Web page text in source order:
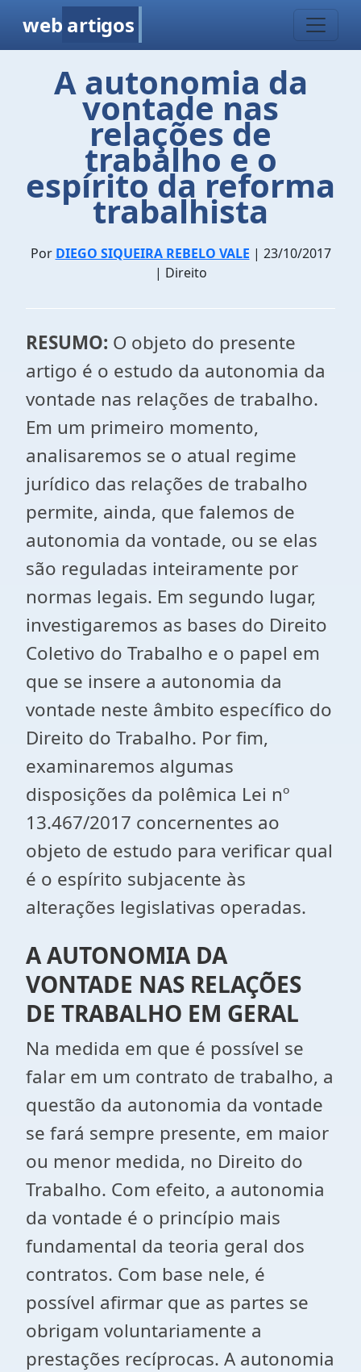
web artigos
A autonomia da
vontade nas
relações de
trabalho e o
espírito da reforma
trabalhista
Por DIEGO SIQUEIRA REBELO VALE | 23/10/2017
| Direito
RESUMO: O objeto do presente
artigo é o estudo da autonomia da
vontade nas relações de trabalho.
Em um primeiro momento,
analisaremos se o atual regime
jurídico das relações de trabalho
permite, ainda, que falemos de
autonomia da vontade, ou se elas
são reguladas inteiramente por
normas legais. Em segundo lugar,
investigaremos as bases do Direito
Coletivo do Trabalho e o papel em
que se insere a autonomia da
vontade neste âmbito específico do
Direito do Trabalho. Por fim,
examinaremos algumas
disposições da polêmica Lei nº
13.467/2017 concernentes ao
objeto de estudo para verificar qual
é o espírito subjacente às
alterações legislativas operadas.
A AUTONOMIA DA
VONTADE NAS RELAÇÕES
DE TRABALHO EM GERAL
Na medida em que é possível se
falar em um contrato de trabalho, a
questão da autonomia da vontade
se fará sempre presente, em maior
ou menor medida, no Direito do
Trabalho. Com efeito, a autonomia
da vontade é o princípio mais
fundamental da teoria geral dos
contratos. Com base nele, é
possível afirmar que as partes se
obrigam voluntariamente a
prestações recíprocas. A autonomia